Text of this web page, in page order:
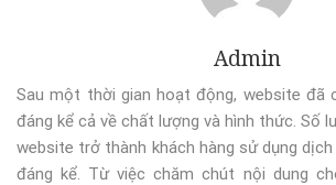
Admin
Sau một thời gian hoạt động, website đã
đáng kể cả về chất lượng và hình thức. Số
website trở thành khách hàng sử dụng
đáng kể. Từ việc chăm chút nội dung